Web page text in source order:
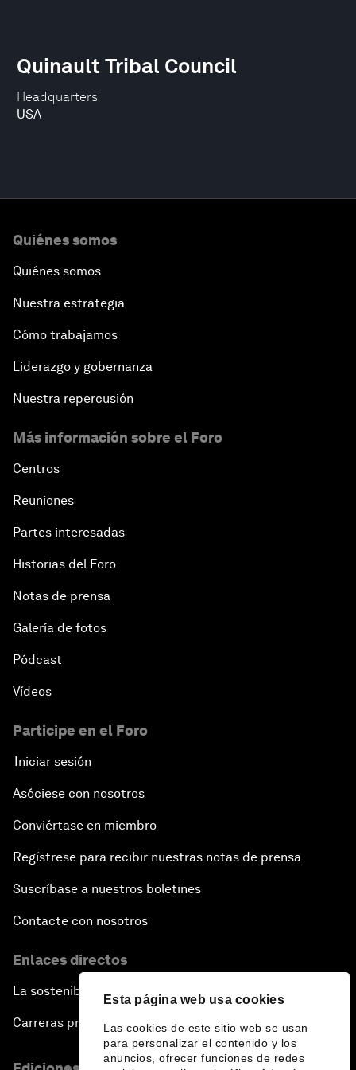
Esta página web usa cookies
Las cookies de este sitio web se usan
para personalizar el contenido y los
anuncios, ofrecer funciones de redes
Headquarters
USA
Quinault Tribal Council
Quiénes somos
Quiénes somos
Nuestra estrategia
Cómo trabajamos
Liderazgo y gobernanza
Nuestra repercusión
Más información sobre el Foro
Centros
Reuniones
Partes interesadas
Historias del Foro
Notas de prensa
Galería de fotos
Pódcast
Vídeos
Participe en el Foro
Iniciar sesión
Asóciese con nosotros
Conviértase en miembro
Regístrese para recibir nuestras notas de prensa
Suscríbase a nuestros boletines
Contacte con nosotros
Enlaces directos
La sostenibilidad en el Foro
Carreras profesionales